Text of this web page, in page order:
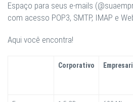
Espaço para seus e-mails
com acesso POP3, SMTP, IMAP e
Aqui você encontra!
Corporativo